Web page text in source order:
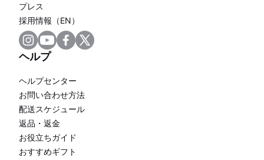
プレス
採用情報（EN）
ヘルプ
ヘルプセンター
お問い合わせ方法
配送スケジュール
返品・返金
お役立ちガイド
おすすめギフト